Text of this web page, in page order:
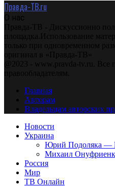
Правда-ТВ.ru
О нас
Правда-ТВ - Дискуссионно
площадка.Использование
только при одновременном
оригинал в «Правда-ТВ»
@2023 - www.pravda-tv.ru. Все
правообладателям.
Главная
Авторам
Владельцам авторских
Новости
Украина
Юрий Подоляка
Михаил
Россия
Мир
ТВ Онлайн